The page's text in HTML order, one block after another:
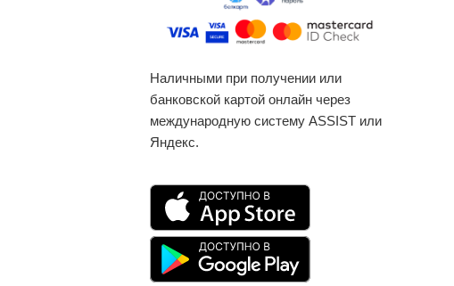
Наличными при получении или
банковской картой онлайн через
международную систему ASSIST или
Яндекс.